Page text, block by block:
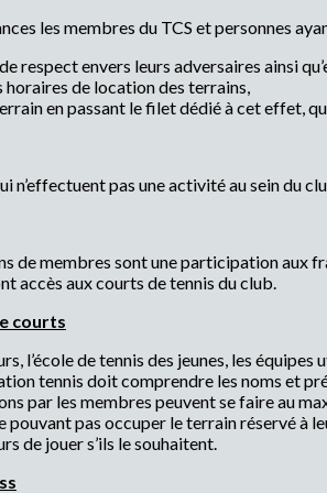
les membres du TCS et personnes
respect envers leurs adversaires ainsi
horaires de location des terrains,
en passant le filet dédié à cet effet,
n’effectuent pas une activité au sein du
de membres sont une participation aux
accès aux courts de tennis du club.
courts
l’école de tennis des jeunes, les
tennis doit comprendre les noms et
par les membres peuvent se faire au
pouvant pas occuper le terrain réservé à
de jouer s’ils le souhaitent.